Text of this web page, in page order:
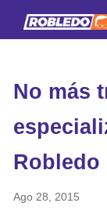
No más
Robledo
Ago 28, 2015